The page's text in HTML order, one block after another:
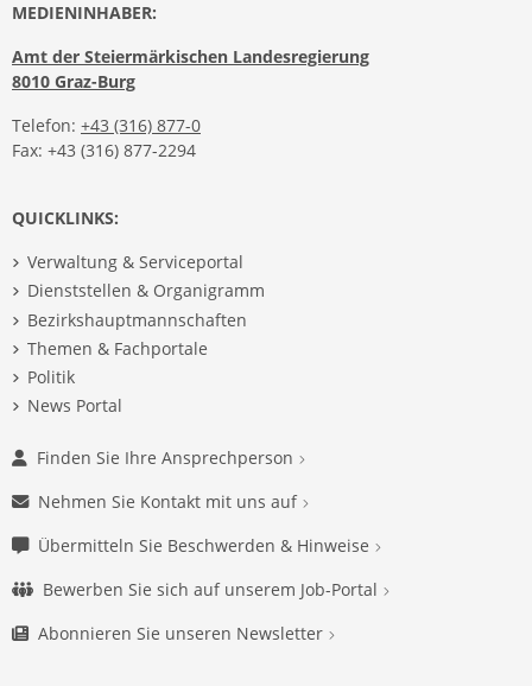
MEDIENINHABER:
Amt der Steiermärkischen Landesregierung
8010 Graz-Burg
Telefon: +43 (316) 877-0
Fax: +43 (316) 877-2294
QUICKLINKS:
Verwaltung & Serviceportal
Dienststellen & Organigramm
Bezirkshauptmannschaften
Themen & Fachportale
Politik
News Portal
Finden Sie Ihre Ansprechperson
Nehmen Sie Kontakt mit uns auf
Übermitteln Sie Beschwerden & Hinweise
Bewerben Sie sich auf unserem Job-Portal
Abonnieren Sie unseren Newsletter